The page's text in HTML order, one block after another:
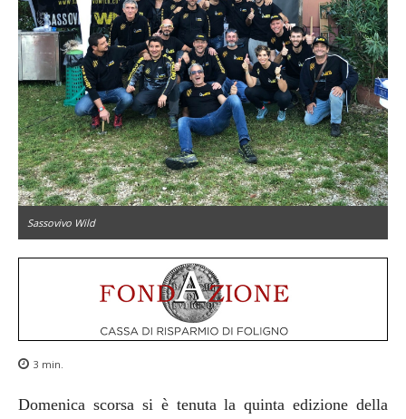
Sassovivo Wild
3 min.
Domenica scorsa si è tenuta la quinta edizione della